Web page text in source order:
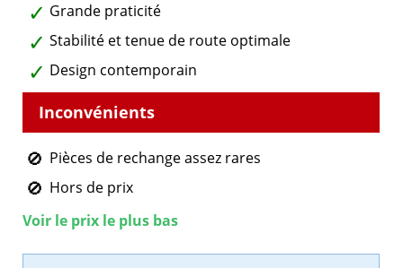
Grande praticité
Stabilité et tenue de route optimale
Design contemporain
Pièces de rechange assez rares
Hors de prix
Voir le prix le plus bas